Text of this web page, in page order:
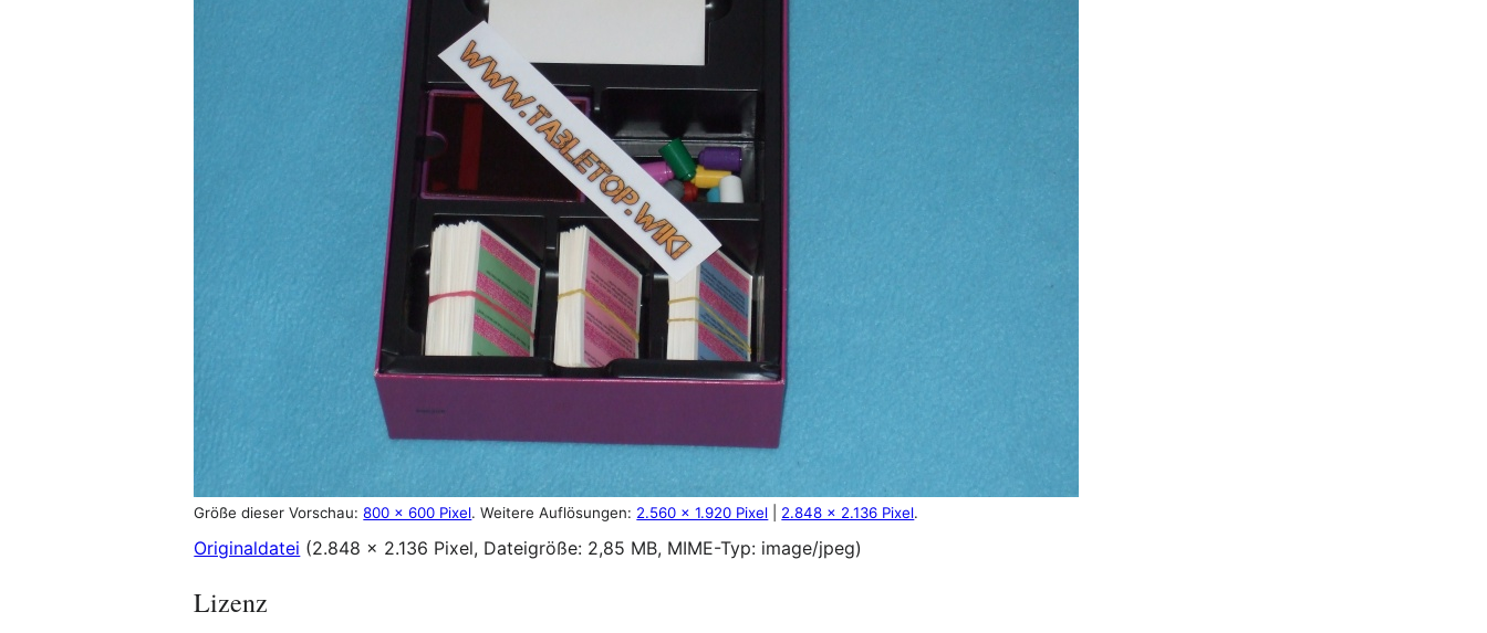
Größe dieser Vorschau:800 × 600 Pixel.Weitere Auflösungen: 2.560 × 1.920 Pixel 2.848 × 2.136 Pixel.
Originaldatei (2.848 × 2.136 Pixel, Dateigröße: 2,85 MB, MIME-Typ: image/jpeg)
Lizenz